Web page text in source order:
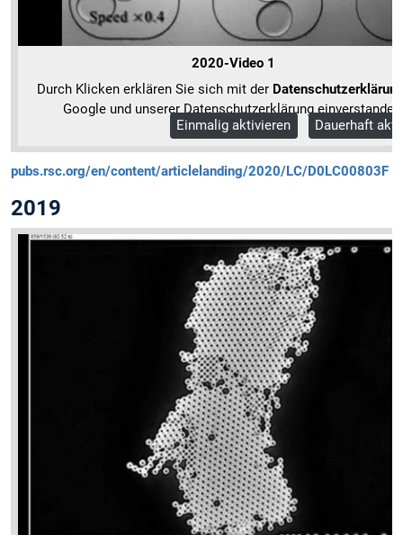
2020-Video 1
Durch Klicken erklären Sie sich mit der
Google und unserer Datenschutzerklärung
Mehr Informationen
Einmalig aktivieren Dauerhaft
pubs.rsc.org/en/content/articlelanding/2020/LC/D0LC00803F
2019